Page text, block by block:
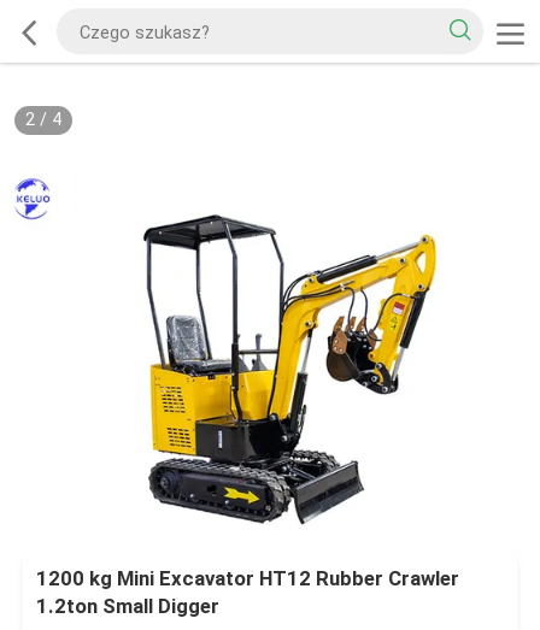
2/ 4
1200 kg Mini Excavator HT12 Rubber Crawler
1.2ton Small Digger